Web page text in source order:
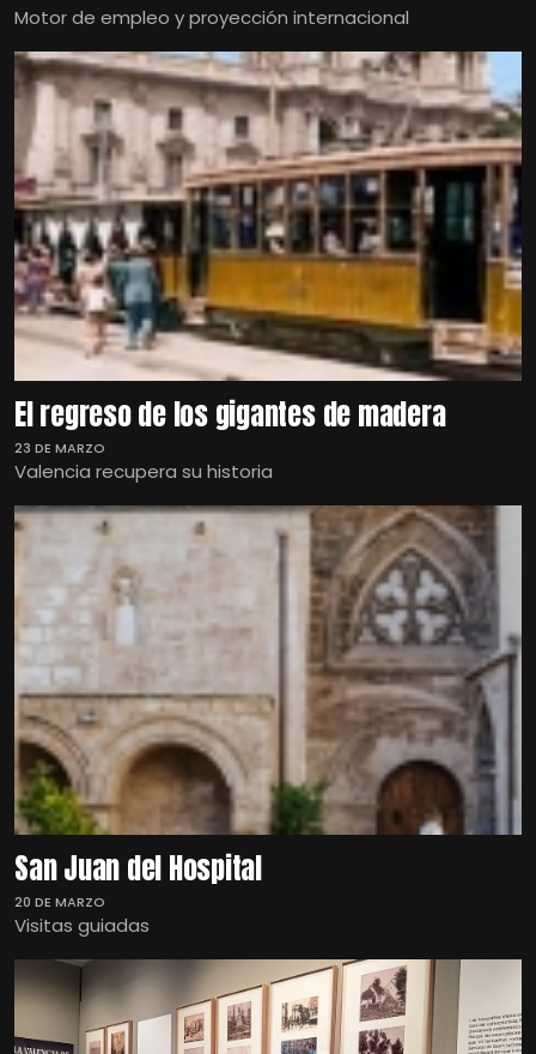
Motor de empleo y proyección internacional
El regreso de los gigantes de madera
23 DE MARZO
Valencia recupera su historia
San Juan del Hospital
20 DE MARZO
Visitas guiadas